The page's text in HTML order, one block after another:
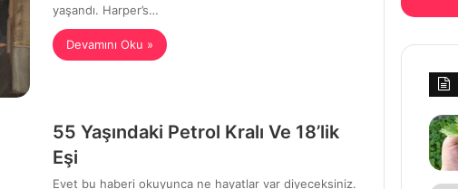
yaşandı. Harper’s…
Devamını Oku »
55 Yaşındaki Petrol Kralı Ve 18’lik
Eşi
Evet bu haberi okuyunca ne hayatlar var diyeceksiniz.